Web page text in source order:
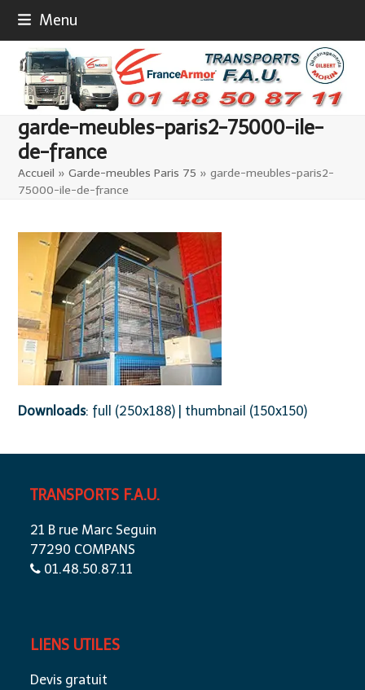
content
Menu
garde-meubles-paris2-75000-ile-
de-france
Accueil »Garde-meubles Paris 75 »garde-meubles-paris2-
75000-ile-de-france
Downloads: full (250x188) thumbnail (150x150)
TRANSPORTS F.A.U.
21 B rue Marc Seguin
77290 COMPANS
01.48.50.87.11
LIENS UTILES
Devis gratuit